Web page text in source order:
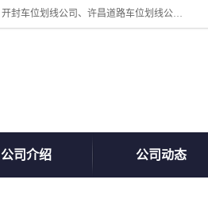
周口中为交通设施工程有限公司是一家洛阳道路划线公司、郑州道路划线公司、平顶山道路车位划线公司、开封车位划线公司、许昌道路车位划线公司、漯河道路车位划线公司，公司始终坚持“诚信、匠心、专注”的宗旨；我们的经营理念是：的服务。
公司介绍 公司动态